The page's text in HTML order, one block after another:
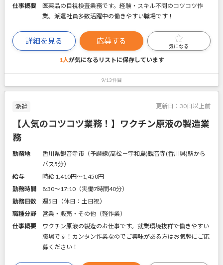
仕事概要
医薬品の目視検査業務です。経験・スキル不問のコツコツ作
業。派遣社員多数活躍中の働きやすい職場です！
詳細を見る 応募する
気になる
1人が気になるリストに保存しています
9/13件目
派遣 更新日： 30日以上前
【人気のコツコツ業務！】ワクチン原液の製造業
務
勤務地
香川県観音寺市（予讃線(高松－宇和島)観音寺(香川県)駅から
バス5分）
給与
時給 1,410円〜1,450円
勤務時間
8:30～17:10（実働7時間40分）
勤務日数
週5日（休日：土日祝）
職種分野
営業・販売・その他（軽作業）
仕事概要
ワクチン原液の製造のお仕事です。就業環境抜群で働きやすい
職場です！カンタン作業なのでご興味がある方はお気軽にご応
募ください！